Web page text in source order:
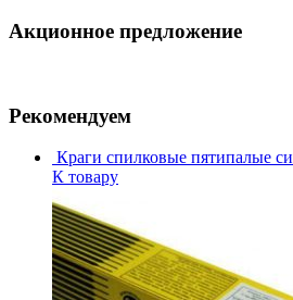
Акционное предложение
Рекомендуем
Краги спилковые пятипалые
К товару